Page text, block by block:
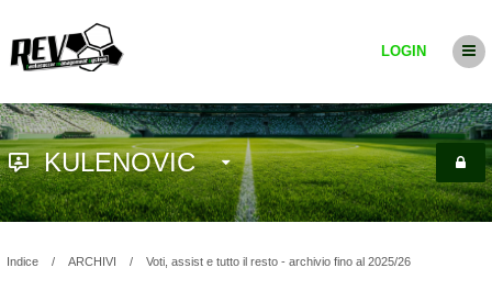
LOGIN
KULENOVIC
Indice ARCHIVI Voti, assist e tutto il resto - archivio fino al 2025/26